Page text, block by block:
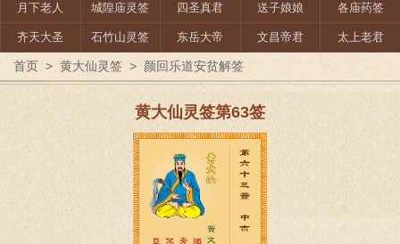
月下老人 城隍庙灵签 四圣真君 送子娘娘 各庙药签
齐天大圣 石竹山灵签 东岳大帝 文昌帝君 太上老君
首页 > 黄大仙灵签 > 颜回乐道安贫解签
黄大仙灵签第63签